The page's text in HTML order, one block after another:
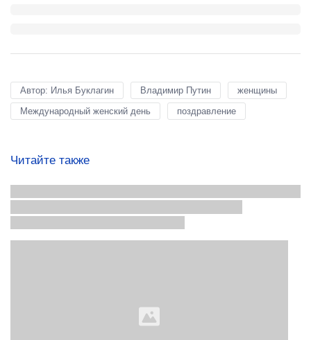
Автор: Илья Буклагин Владимир Путин
женщины
Международный женский день
поздравление
Читайте также